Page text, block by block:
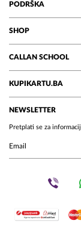
PODRŠKA
SHOP
CALLAN SCHOOL
KUPIKARTU.BA
NEWSLETTER
Pretplati se za